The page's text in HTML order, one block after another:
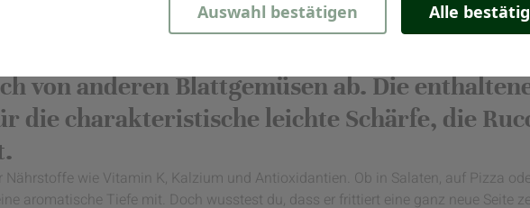
Auswahl bestätigen Alle
von anderen Blattgemüsen ab. Die
die charakteristische leichte Schärfe, die
wie Vitamin K, Kalzium und Antioxidantien. Ob in Salaten, auf Pizza
aromatische Tiefe mit. Doch wusstest du, dass er frittiert eine ganz neue Seite